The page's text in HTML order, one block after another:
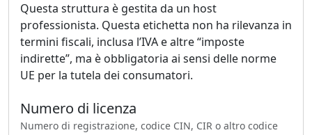
Questa struttura è gestita da un host
professionista. Questa etichetta non ha rilevanza in
termini fiscali, inclusa l’IVA e altre “imposte
indirette”, ma è obbligatoria ai sensi delle norme
UE per la tutela dei consumatori.
Numero di licenza
Numero di registrazione, codice CIN, CIR o altro codice